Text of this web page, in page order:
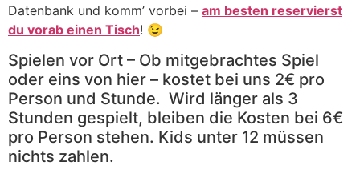
Datenbank und komm’ vorbei – am besten reservierst
du vorab einen Tisch! 😉
Spielen vor Ort – Ob mitgebrachtes Spiel
oder eins von hier – kostet bei uns 2€ pro
Person und Stunde. Wird länger als 3
Stunden gespielt, bleiben die Kosten bei 6€
pro Person stehen. Kids unter 12 müssen
nichts zahlen.